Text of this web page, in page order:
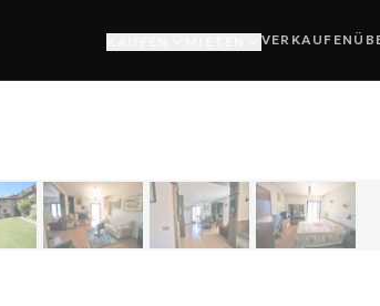
VERKAUFEN